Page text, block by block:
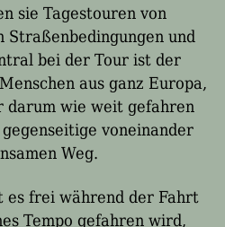
sie Tagestouren von
Straßenbedingungen und
bei der Tour ist der
aus ganz Europa,
darum wie weit gefahren
voneinander
Weg.
es frei während der Fahrt
Tempo gefahren wird,